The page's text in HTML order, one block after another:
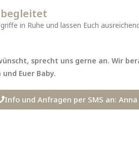
in Ruhe und lassen Euch
sprecht uns gerne an. Wir
Euer Baby.
Info und Anfragen per SMS an: